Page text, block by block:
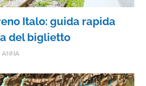
Italo: guida rapida
del biglietto
ANNA